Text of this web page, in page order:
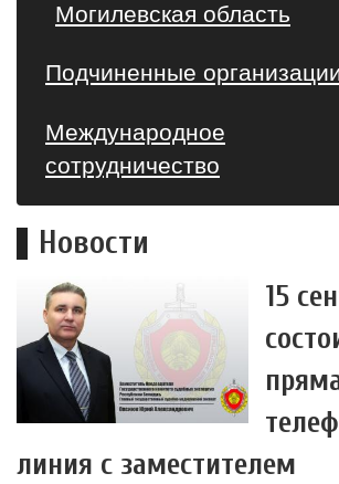
Могилевская область
Подчиненные
Международное
сотрудничество
Новости
15
линия с заместителем